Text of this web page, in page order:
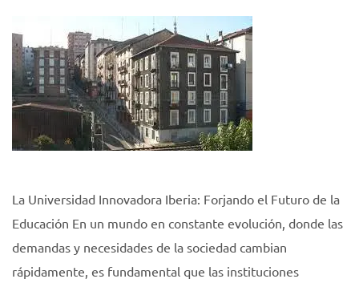
La Universidad Innovadora Iberia: Forjando el Futuro de la
Educación En un mundo en constante evolución, donde las
demandas y necesidades de la sociedad cambian
rápidamente, es fundamental que las instituciones